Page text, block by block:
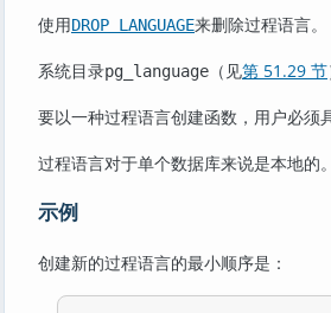
使用DROP LANGUAGE来删除过程语言。
系统目录pg_language （见第 51.29 节
要以一种过程语言创建函数，用户必须
过程语言对于单个数据库来说是本地的
示例
创建新的过程语言的最小顺序是：